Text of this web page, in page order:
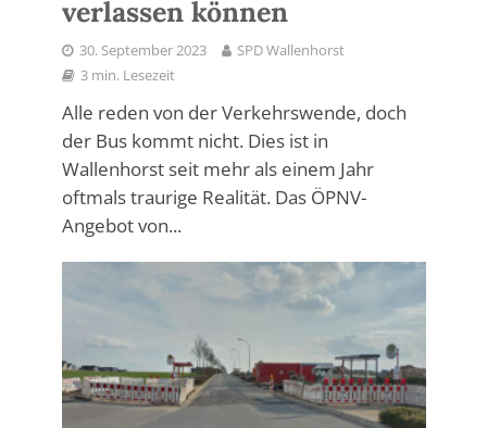
verlassen können
30. September 2023
SPD Wallenhorst
3 min. Lesezeit
Alle reden von der Verkehrswende, doch
der Bus kommt nicht. Dies ist in
Wallenhorst seit mehr als einem Jahr
oftmals traurige Realität. Das ÖPNV-
Angebot von...